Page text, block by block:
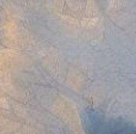
эксплуатацией
отопительных приборов.
МЧС России напоминает
пожарной безопасности:
* Используйте только
исправные
и сертифицированные
электрообогреватели.
* Печи должны быть
в рабочем состоянии,